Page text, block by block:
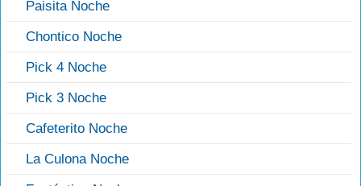
Paisita Noche
Chontico Noche
Pick 4 Noche
Pick 3 Noche
Cafeterito Noche
La Culona Noche